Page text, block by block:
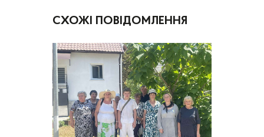
СХОЖІ ПОВІДОМЛЕННЯ